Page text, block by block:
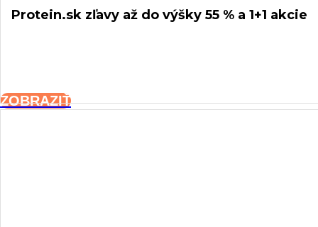
Protein.skzľavy až do výšky 55 % a 1+1 akcie
ZOBRAZIŤ